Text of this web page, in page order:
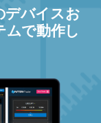
デバイスお
で動作し